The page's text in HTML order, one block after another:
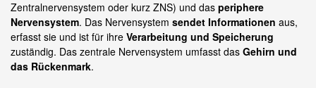
Zentralnervensystem oder kurz ZNS) und das periphere
Nervensystem. Das Nervensystem sendet Informationen aus,
erfasst sie und ist für ihre Verarbeitung und Speicherung
zuständig. Das zentrale Nervensystem umfasst das Gehirn und
das Rückenmark.